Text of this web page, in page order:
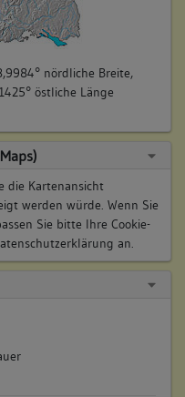
nördliche Breite,
östliche Länge
die Kartenansicht
werden würde. Wenn Sie
Sie bitte Ihre Cookie-
an.